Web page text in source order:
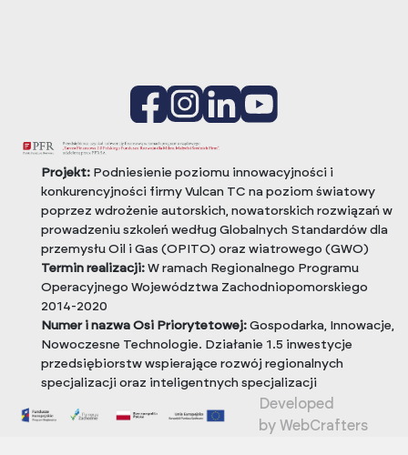
Projekt: Podniesienie poziomu innowacyjności i
konkurencyjności firmy Vulcan TC na poziom światowy
poprzez wdrożenie autorskich, nowatorskich rozwiązań w
prowadzeniu szkoleń według Globalnych Standardów dla
przemysłu Oil i Gas (OPITO) oraz wiatrowego (GWO)
Termin realizacji: W ramach Regionalnego Programu
Operacyjnego Województwa Zachodniopomorskiego
2014-2020
Numer i nazwa Osi Priorytetowej: Gospodarka, Innowacje,
Nowoczesne Technologie. Działanie 1.5 inwestycje
przedsiębiorstw wspierające rozwój regionalnych
specjalizacji oraz inteligentnych specjalizacji
Developed
by WebCrafters